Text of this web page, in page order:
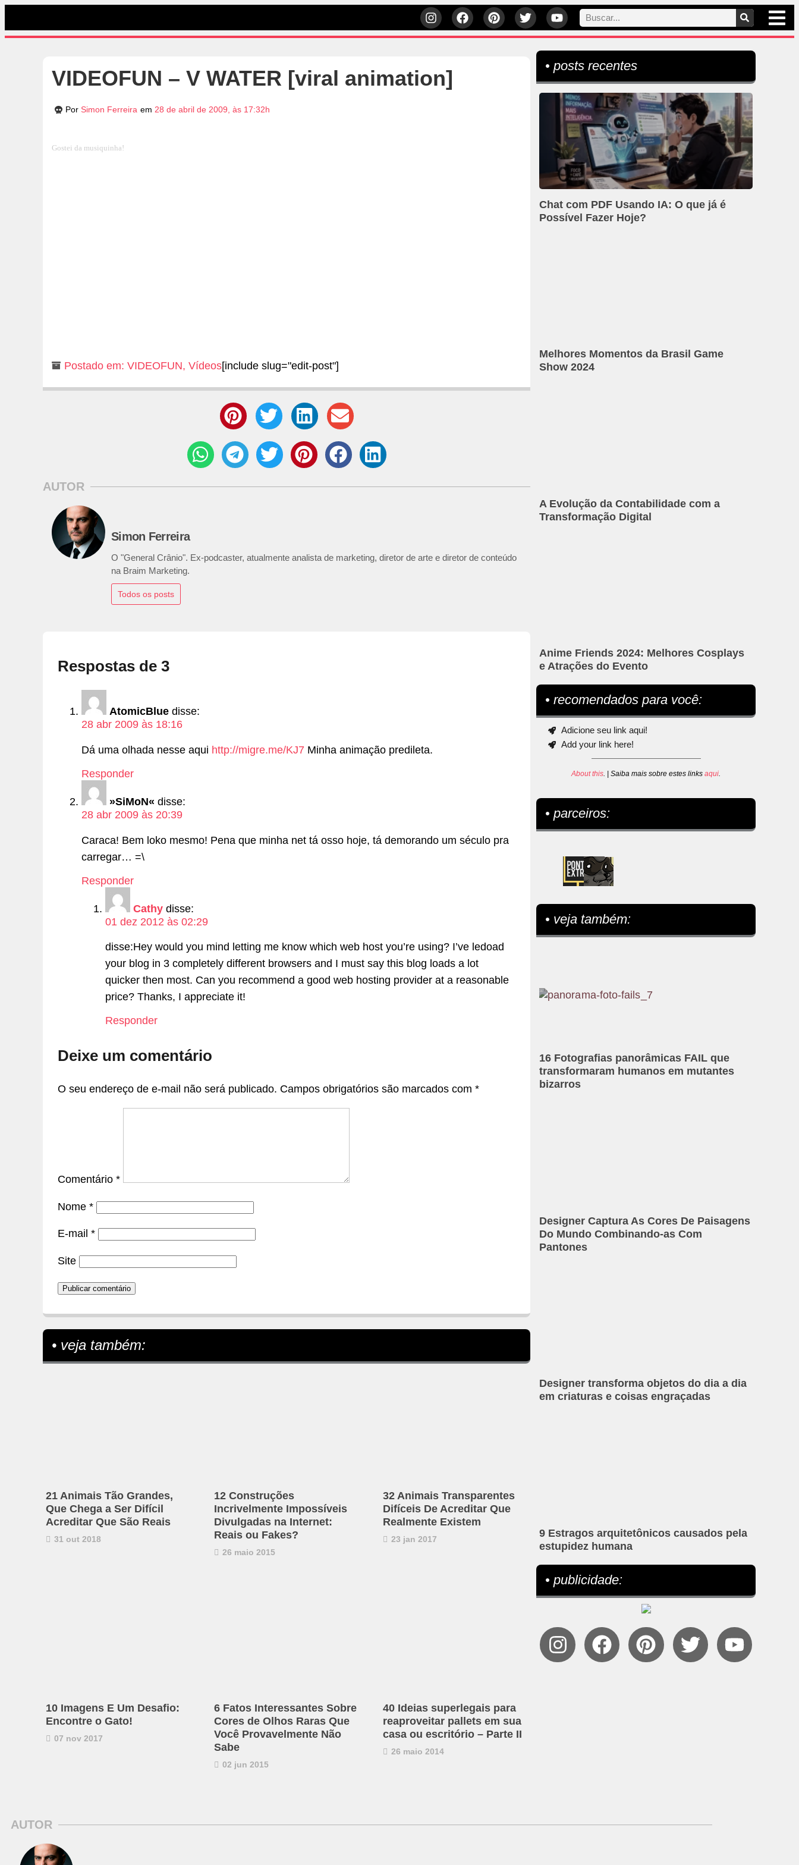
VIDEOFUN – V WATER [viral animation]
Por Simon Ferreira em 28 de abril de 2009, às 17:32h
Gostei da musiquinha!
Postado em: VIDEOFUN, Vídeos[include slug="edit-post"]
AUTOR
Simon Ferreira
O "General Crânio". Ex-podcaster, atualmente analista de marketing, diretor de arte e diretor de conteúdo
na Braim Marketing.
Todos os posts
Respostas de 3
AtomicBlue disse:
28 abr 2009 às 18:16
Dá uma olhada nesse aqui http://migre.me/KJ7 Minha animação predileta.
Responder
»SiMoN« disse:
28 abr 2009 às 20:39
Caraca! Bem loko mesmo! Pena que minha net tá osso hoje, tá demorando um século pra
carregar… =\
Responder
Cathy disse:
01 dez 2012 às 02:29
disse:Hey would you mind letting me know which web host you’re using? I’ve ledoad
your blog in 3 completely different browsers and I must say this blog loads a lot
quicker then most. Can you recommend a good web hosting provider at a reasonable
price? Thanks, I appreciate it!
Responder
Deixe um comentário
O seu endereço de e-mail não será publicado. Campos obrigatórios são marcados com *
Comentário *
Nome *
E-mail *
Site
• veja também:
21 Animais Tão Grandes,
Que Chega a Ser Difícil
Acreditar Que São Reais
31 out 2018
12 Construções
Incrivelmente Impossíveis
Divulgadas na Internet:
Reais ou Fakes?
26 maio 2015
32 Animais Transparentes
Difíceis De Acreditar Que
Realmente Existem
23 jan 2017
10 Imagens E Um Desafio:
Encontre o Gato!
07 nov 2017
6 Fatos Interessantes Sobre
Cores de Olhos Raras Que
Você Provavelmente Não
Sabe
02 jun 2015
40 Ideias superlegais para
reaproveitar pallets em sua
casa ou escritório – Parte II
26 maio 2014
• posts recentes
Chat com PDF Usando IA: O que já é
Possível Fazer Hoje?
Melhores Momentos da Brasil Game
Show 2024
A Evolução da Contabilidade com a
Transformação Digital
Anime Friends 2024: Melhores Cosplays
e Atrações do Evento
• recomendados para você:
Adicione seu link aqui!
Add your link here!
About this. | Saiba mais sobre estes linksaqui.
• parceiros:
• veja também:
16 Fotografias panorâmicas FAIL que
transformaram humanos em mutantes
bizarros
Designer Captura As Cores De Paisagens
Do Mundo Combinando-as Com
Pantones
Designer transforma objetos do dia a dia
em criaturas e coisas engraçadas
9 Estragos arquitetônicos causados pela
estupidez humana
• publicidade:
AUTOR